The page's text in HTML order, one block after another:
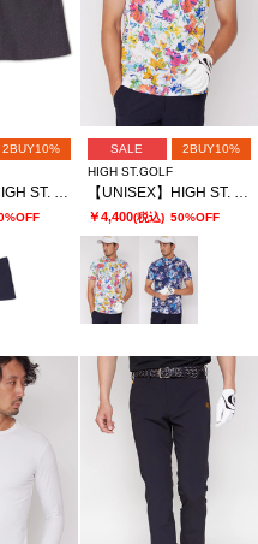
2BUY10%
【LADIES'】HIGH ST. GOLF∴グレンチェック2WAYストレッチバックプリーツスカート
SALE
2BUY10%
HIGH ST.GOLF
【UNISEX】HIGH ST. GOLF∴マーガレットパターンハイゲージ鹿の子モックネックシャツ
￥4,400(税込) 50%OFF